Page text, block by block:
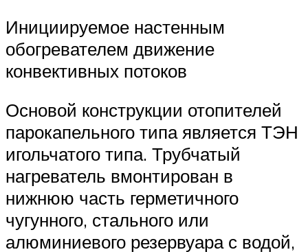
Инициируемое настенным
обогревателем движение
конвективных потоков
Основой конструкции отопителей
парокапельного типа является ТЭН
игольчатого типа. Трубчатый
нагреватель вмонтирован в
нижнюю часть герметичного
чугунного, стального или
алюминиевого резервуара с водой,